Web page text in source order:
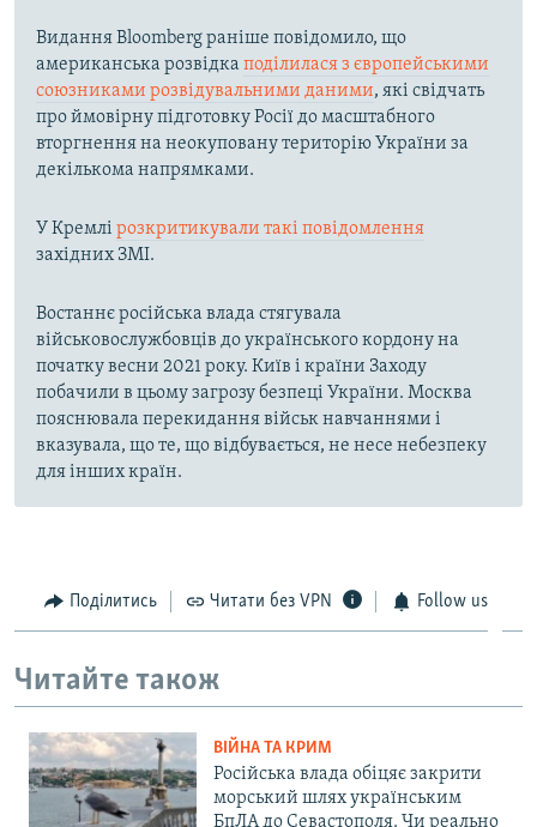
Видання Bloomberg раніше повідомило, що
американська розвідка поділилася з європейськими
союзниками розвідувальними даними, які свідчать
про ймовірну підготовку Росії до масштабного
вторгнення на неокуповану територію України за
декількома напрямками.
У Кремлі розкритикували такі повідомлення
західних ЗМІ.
Востаннє російська влада стягувала
військовослужбовців до українського кордону на
початку весни 2021 року. Київ і країни Заходу
побачили в цьому загрозу безпеці України. Москва
пояснювала перекидання військ навчаннями і
вказувала, що те, що відбувається, не несе небезпеку
для інших країн.
Поділитись Читати без VPN Follow us
Читайте також
ВІЙНА ТА КРИМ
Російська влада обіцяє закрити
морський шлях українським
БпЛА до Севастополя. Чи реально